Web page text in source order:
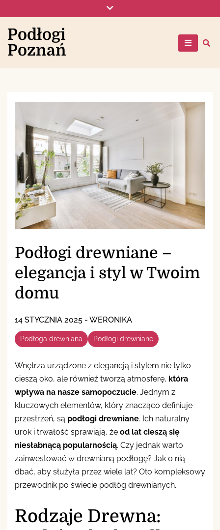
to
content
Podłogi
Poznań
Podłogi drewniane –
elegancja i styl w Twoim
domu
14 STYCZNIA 2025 - WERONIKA
Podłoga drewniana Podłogi drewniane
Wnętrza urządzone z elegancją i stylem nie tylko
cieszą oko, ale również tworzą atmosferę, która
wpływa na nasze samopoczucie. Jednym z
kluczowych elementów, który znacząco definiuje
przestrzeń, są podłogi drewniane. Ich naturalny
urok i trwałość sprawiają, że od lat cieszą się
niesłabnącą popularnością. Czy jednak warto
zainwestować w drewnianą podłogę? Jak o nią
dbać, aby służyła przez wiele lat? Oto kompleksowy
przewodnik po świecie podłóg drewnianych.
Rodzaje Drewna: